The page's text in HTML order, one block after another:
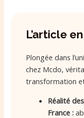
L’article
Plongée dans
chez Mcdo,
transformation et
Réalité
France :